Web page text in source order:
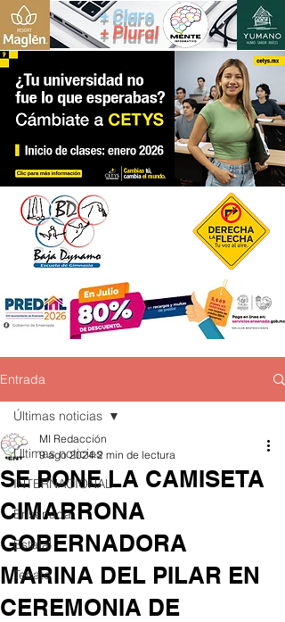
+ Claro
+ Plural
Entrada
Últimas noticias
INTERNACIONAL
Ensenada
Estatal
Tecate
Últimas noticias
SE PONE LA CAMISETA
CIMARRONA
GOBERNADORA
MARINA DEL PILAR EN
CEREMONIA DE
MI Redacción
9 ago 2024 2 min de lectura